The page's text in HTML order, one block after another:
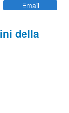
Email
della